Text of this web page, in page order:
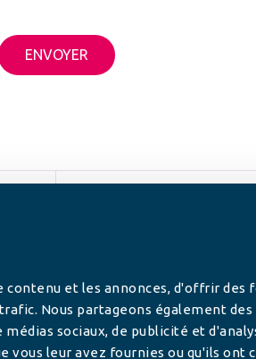
et les annonces, d'offrir des
Nous partageons également
sociaux, de publicité et
vous leur avez fournies ou qu'ils ont